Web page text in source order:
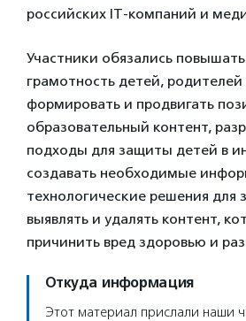
российских IT-компаний и
Участники обязались
грамотность детей, родителей
формировать и продвигать
образовательный контент,
подходы для защиты детей в
создавать необходимые
технологические решения для
выявлять и удалять контент,
причинить вред здоровью и
Откуда информация
Этот материал прислали наши